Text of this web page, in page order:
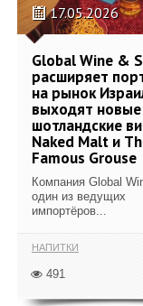
17.05.2026
Global Wine &
расширяет
на рынок
выходят новые
шотландские
Naked Malt и
Famous Grouse
Компания Global
один из ведущих
импортёров...
НАПИТКИ
491